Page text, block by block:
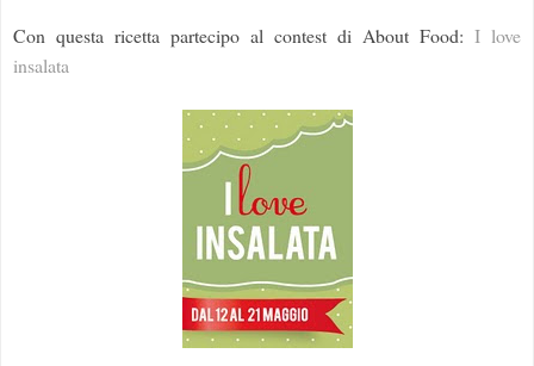
Con questa ricetta partecipo al contest di About Food: I love
insalata